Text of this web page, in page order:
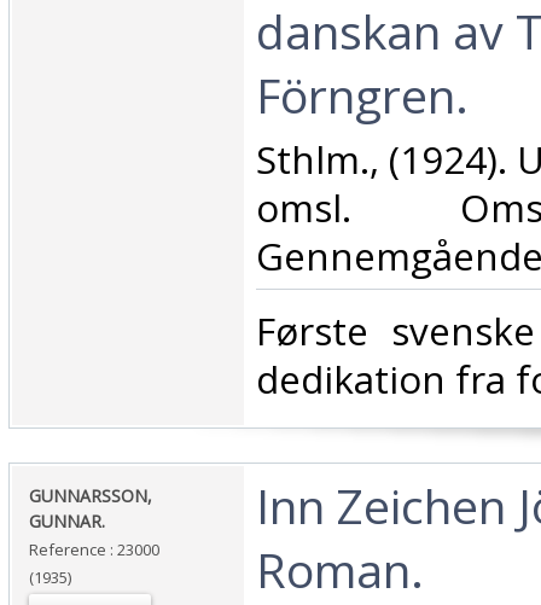
danskan av
Förngren.‎
‎Sthlm., (1924).
omsl.
‎Første
dedikation fra
‎GUNNARSSON,
GUNNAR.‎
Reference : 23000
(1935)
‎Inn Zeichen
Roman.‎